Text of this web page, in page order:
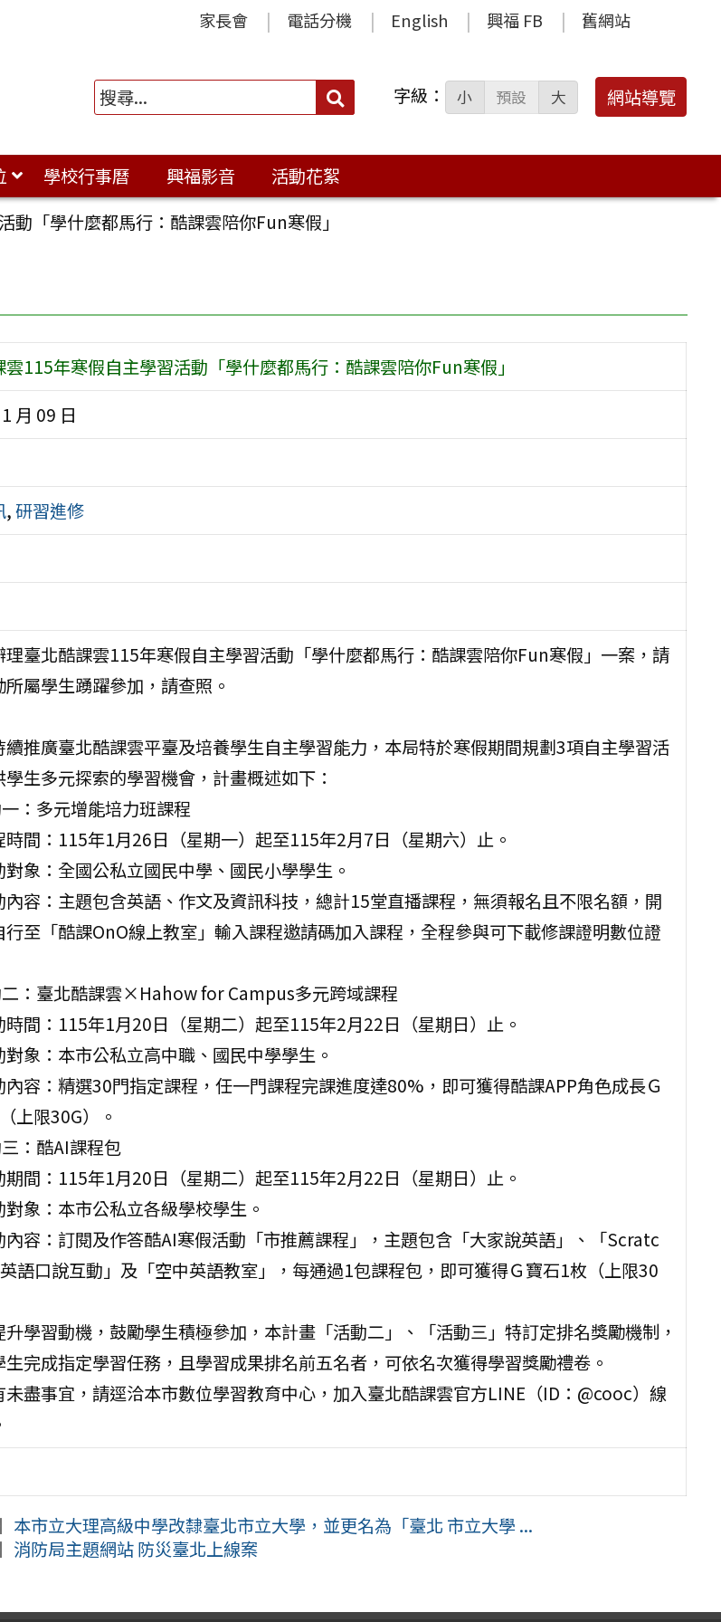
家長會 電話分機 English 興福 FB 舊網站
搜
字級： 小 預設 大 網站導覽
學校行事曆 興福影音
活動花絮
動「學什麼都馬行：酷課雲陪你Fun寒假」
雲115年寒假自主學習活動「學什麼都馬行：酷課雲陪你Fun寒假」
月 09 日
,研習進修
理臺北酷課雲115年寒假自主學習活動「學什麼都馬行：酷課雲陪你Fun寒假」一案，請
屬學生踴躍參加，請查照。
續推廣臺北酷課雲平臺及培養學生自主學習能力，本局特於寒假期間規劃3項自主學習活
生多元探索的學習機會，計畫概述如下：
：多元增能培力班課程
時間：115年1月26日（星期一）起至115年2月7日（星期六）止。
對象：全國公私立國民中學、國民小學學生。
內容：主題包含英語、作文及資訊科技，總計15堂直播課程，無須報名且不限名額，開
行至「酷課OnO線上教室」輸入課程邀請碼加入課程，全程參與可下載修課證明數位證
：臺北酷課雲×Hahow for Campus多元跨域課程
時間：115年1月20日（星期二）起至115年2月22日（星期日）止。
對象：本市公私立高中職、國民中學學生。
內容：精選30門指定課程，任一門課程完課進度達80%，即可獲得酷課APP角色成長Ｇ
上限30G）。
：酷AI課程包
期間：115年1月20日（星期二）起至115年2月22日（星期日）止。
對象：本市公私立各級學校學生。
內容：訂閱及作答酷AI寒假活動「市推薦課程」，主題包含「大家說英語」、「Scratc
語口說互動」及「空中英語教室」，每通過1包課程包，即可獲得Ｇ寶石1枚（上限30
升學習動機，鼓勵學生積極參加，本計畫「活動二」、「活動三」特訂定排名獎勵機制，
完成指定學習任務，且學習成果排名前五名者，可依名次獲得學習獎勵禮卷。
未盡事宜，請逕洽本市數位學習教育中心，加入臺北酷課雲官方LINE（ID：@cooc）線
本市立大理高級中學改隸臺北市立大學，並更名為「臺北 市立大學 ...
消防局主題網站 防災臺北上線案